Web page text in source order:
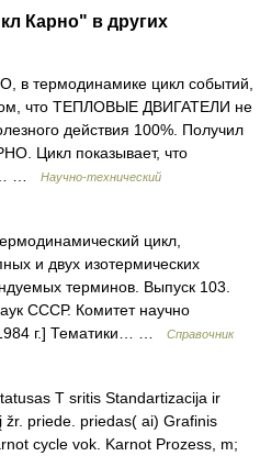
Карно" в других
термодинамике цикл событий,
том, что ТЕПЛОВЫЕ ДВИГАТЕЛИ не
действия 100%. Получил
Цикл показывает, что
…
Научно-технический
цикл,
и двух изотермических
терминов. Выпуск 103.
СССР. Комитет научно
г.] Тематики… …
Справочник
T sritis Standartizacija ir
žr. priede. priedas( ai) Grafinis
cycle vok. Karnot Prozess, m;